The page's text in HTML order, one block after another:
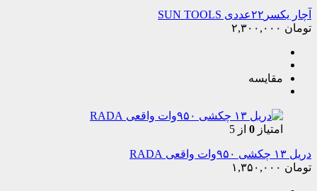
آچار یکسر۲۲عددی SUN TOOLS
تومان
مقایسه
امتیاز 0 از 5
دریل ۱۳ چکشی ۹۵۰وات واقعی RADA
تومان